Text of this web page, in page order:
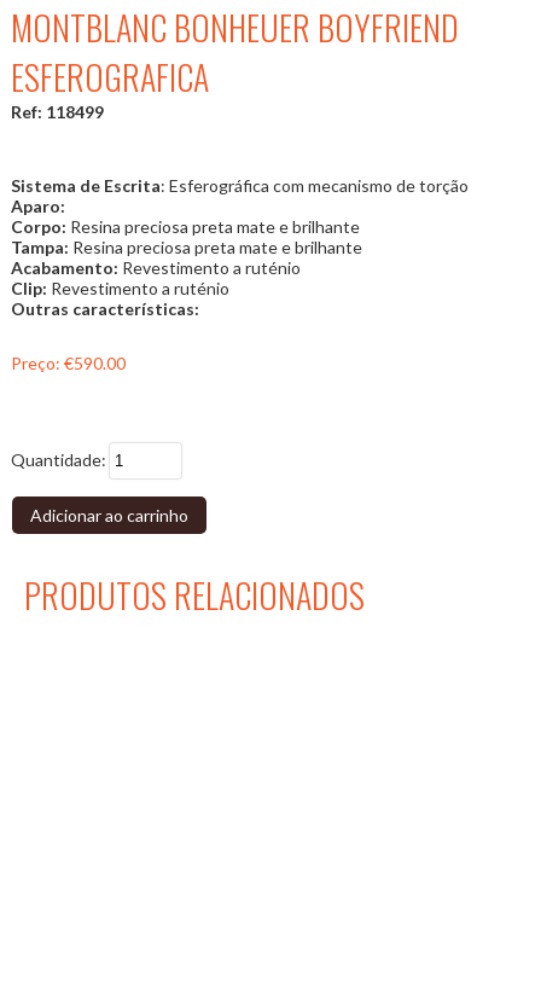
MONTBLANC BONHEUER BOYFRIEND
ESFEROGRAFICA
Ref: 118499
Sistema de Escrita: Esferográfica com mecanismo de torção
Aparo:
Corpo: Resina preciosa preta mate e brilhante
Tampa: Resina preciosa preta mate e brilhante
Acabamento: Revestimento a ruténio
Clip: Revestimento a ruténio
Outras características:
Preço: €590.00
Quantidade:
Adicionar ao carrinho
PRODUTOS RELACIONADOS